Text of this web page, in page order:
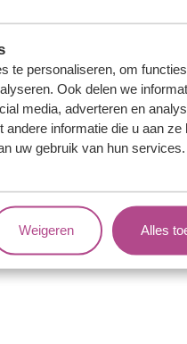
te personaliseren, om
Ook delen we
media, adverteren en
informatie die u aan ze
uw gebruik van hun
Weigeren Alles
Vraaghier je